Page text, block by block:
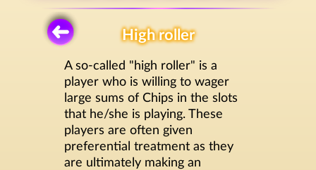
High roller
A so-called "high roller" is a
player who is willing to wager
large sums of Chips in the slots
that he/she is playing. These
players are often given
preferential treatment as they
are ultimately making an